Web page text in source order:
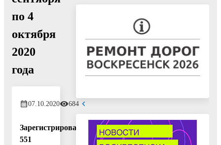
по 4
октября
2020
года
07.10.2020 684
Зарегистрировано
551